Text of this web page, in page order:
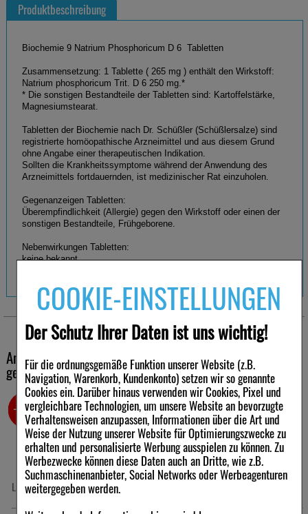
COOKIE-EINSTELLUNGEN
Der Schutz Ihrer Daten ist uns wichtig!
Für die ordnungsgemäße Funktion unserer Website (z.B.
Navigation, Warenkorb, Kundenkonto) setzen wir so genannte
Cookies ein. Darüber hinaus verwenden wir Cookies, Pixel und
vergleichbare Technologien, um unsere Website an bevorzugte
Verhaltensweisen anzupassen, Informationen über die Art und
Weise der Nutzung unserer Website für Optimierungszwecke zu
erhalten und personalisierte Werbung ausspielen zu können. Zu
Werbezwecke können diese Daten auch an Dritte, wie z.B.
Suchmaschinenanbieter, Social Networks oder Werbeagenturen
weitergegeben werden.
Produktbeschreibung
Biochemie 9 Natrium Phosphoricum D 6 Tabletten
Zusammensetzung: 1 Tablette ( 265 mg ) enthält den Wirkstoff:
Natrium phosphoricum Trit. D 6 250 mg.*
* Die sonstigen Bestandteile der Tabletten sind: Kartoffelstärke,
Magnesiumstearat.
Tabletten der Biochemie nach Dr. Schüßler (Schüßlersalze) sind
registrierte homöopathische Arzneimittel und aus diesem Grund
ohne Angabe einer therapeutischen Indikation.
Sollten die Krankheitssymptome während der Anwendung des
Arzneimittels fortdauernden, ist medizinischer Rat einzuholen.
Gegenanzeigen Tabletten:
Überempfindlichkeit (Allergie) gegen den Wirkstoff oder einen der
sonstigen Bestandteile, Frühgeborene.
Nebenwirkungen Tabletten:
keine bekannt.
Akute Zustände: Soweit nicht anders verordnet, wird alle halbe bis
ganze Stunde, höchstens 6-mal täglich, je 1 Tablette
Eine über 1 Woche hinausgehende Anwendung sollte nur nach
Rücksprache mit einem homöopathisch erfahrenen Therapeuten
Chronische Verlaufsformen: Soweit nicht anders verordnet, wird 1-
bis 3-mal täglich je 1 Tablette eingenommen.
Bei Besserung der Beschwerden ist die Häufigkeit der Anwendung
zu reduzieren. Da es sich empfiehlt die Tabletten zu lutschen,
sollten sie unabhängig von den Mahlzeiten eingenommen werden.
Hinweis: Die Tabletten enthalten Lactose.
Warengruppe
Andere Kunden haben ebenfalls folgende Produkte
gekauft
LIORAN centra überzogene Tabletten
-23%
BIOCHEMIE 11 Silicea D 12 Tabletten
-42%